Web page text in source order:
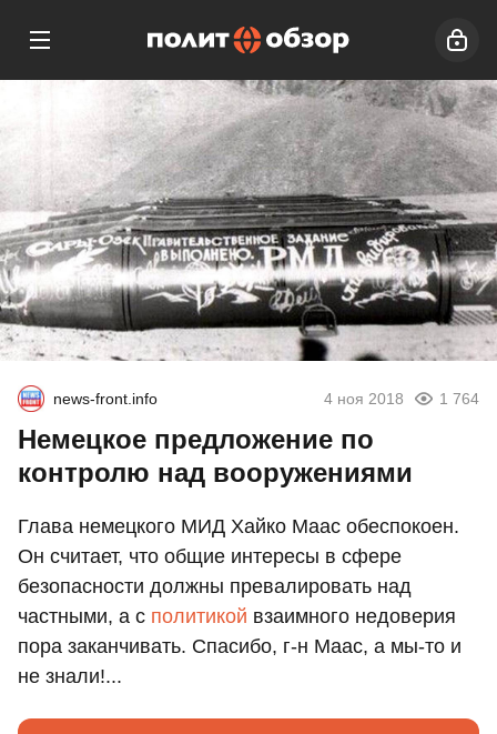
news-front.info 4 ноя 2018 1 764
Немецкое предложение по
контролю над вооружениями
Глава немецкого МИД Хайко Маас обеспокоен.
Он считает, что общие интересы в сфере
безопасности должны превалировать над
частными, а с политикой взаимного недоверия
пора заканчивать. Спасибо, г-н Маас, а мы-то и
не знали!...